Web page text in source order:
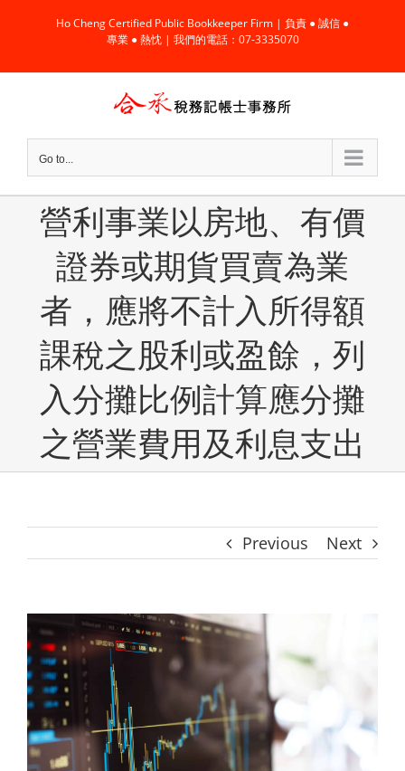
content
Ho Cheng Certified Public Bookkeeper Firm | 負責 ● 誠信 ●
專業 ● 熱忱 | 我們的電話：07-3335070
Go to...
營利事業以房地、有價
證券或期貨買賣為業
者，應將不計入所得額
課稅之股利或盈餘，列
入分攤比例計算應分攤
之營業費用及利息支出
Previous Next
View
Larger
Image